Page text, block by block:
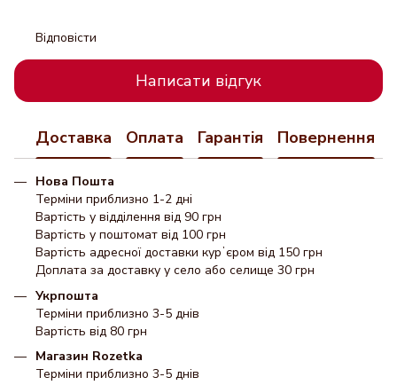
Відповісти
Написати відгук
Доставка Оплата Гарантія Повернення
Нова Пошта
Терміни приблизно 1-2 дні
Вартість у відділення від 90 грн
Вартість у поштомат від 100 грн
Вартість адресної доставки курʼєром від 150 грн
Доплата за доставку у село або селище 30 грн
Укрпошта
Терміни приблизно 3-5 днів
Вартість від 80 грн
Магазин Rozetka
Терміни приблизно 3-5 днів